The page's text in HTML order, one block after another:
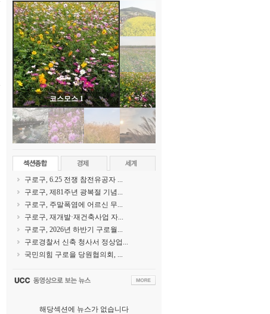
코스모스 1
구로구, 6.25 전쟁 참전유공자 ...
구로구, 제81주년 광복절 기념...
구로구, 주말폭염에 어르신 무...
구로구, 재개발·재건축사업 자...
구로구, 2026년 하반기 구로월...
구로경찰서 신축 청사서 정상업...
국민의힘 구로을 당원협의회, ...
해당섹션에 뉴스가 없습니다